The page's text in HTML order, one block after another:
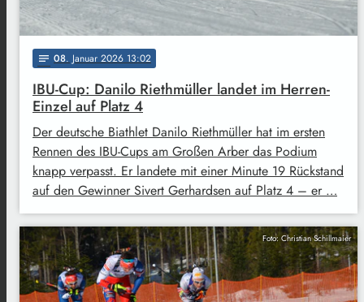
notes 08. Januar 2026 13:02
IBU-Cup: Danilo Riethmüller landet im Herren-
Einzel auf Platz 4
Der deutsche Biathlet Danilo Riethmüller hat im ersten
Rennen des IBU-Cups am Großen Arber das Podium
knapp verpasst. Er landete mit einer Minute 19 Rückstand
auf den Gewinner Sivert Gerhardsen auf Platz 4 – er …
Foto: Christian Schillmaier